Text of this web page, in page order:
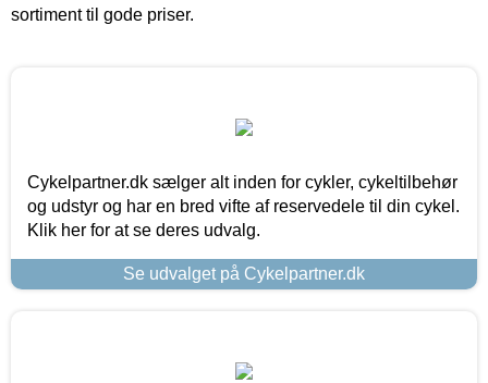
sortiment til gode priser.
Cykelpartner.dk sælger alt inden for cykler, cykeltilbehør
og udstyr og har en bred vifte af reservedele til din cykel.
Klik her for at se deres udvalg.
Se udvalget på Cykelpartner.dk